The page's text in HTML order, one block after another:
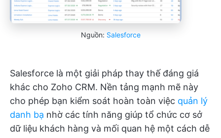
Nguồn: Salesforce
Salesforce là một giải pháp thay thế đáng giá
khác cho Zoho CRM. Nền tảng mạnh mẽ này
cho phép bạn kiểm soát hoàn toàn việc quản lý
danh bạ nhờ các tính năng giúp tổ chức cơ sở
dữ liệu khách hàng và mối quan hệ một cách dễ